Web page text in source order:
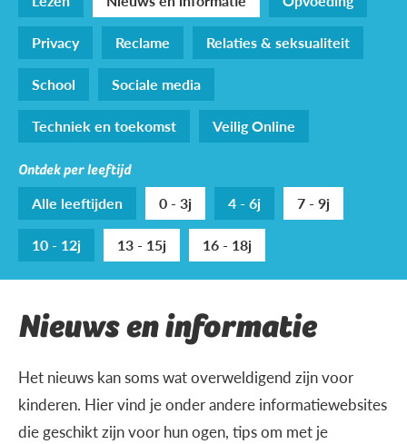
Privacy
Reclame
Relaties & seksualiteit
School
Sociale media
Techniek en toekomst
Veilig Online
Ontdek per leeftijd
Alle leeftijden 0 - 3j 4 - 6j
7 - 9j
10 - 12j
13 - 15j 16 - 18j
Nieuws en informatie
Het nieuws kan soms wat overweldigend zijn voor
kinderen. Hier vind je onder andere informatiewebsites
die geschikt zijn voor hun ogen, tips om met je